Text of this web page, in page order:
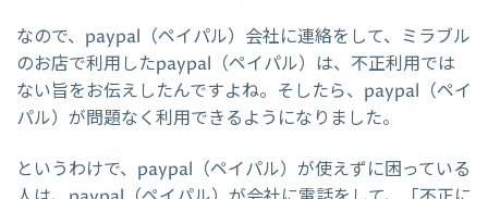
なので、paypal（ペイパル）会社に連絡をして、ミラブル
のお店で利用したpaypal（ペイパル）は、不正利用では
ない旨をお伝えしたんですよね。そしたら、paypal（ペイ
パル）が問題なく利用できるようになりました。
というわけで、paypal（ペイパル）が使えずに困っている